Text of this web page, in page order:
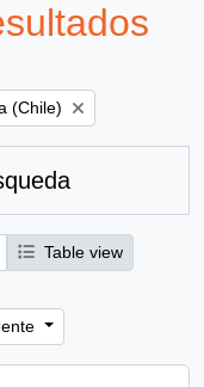
(Chile)
Table view